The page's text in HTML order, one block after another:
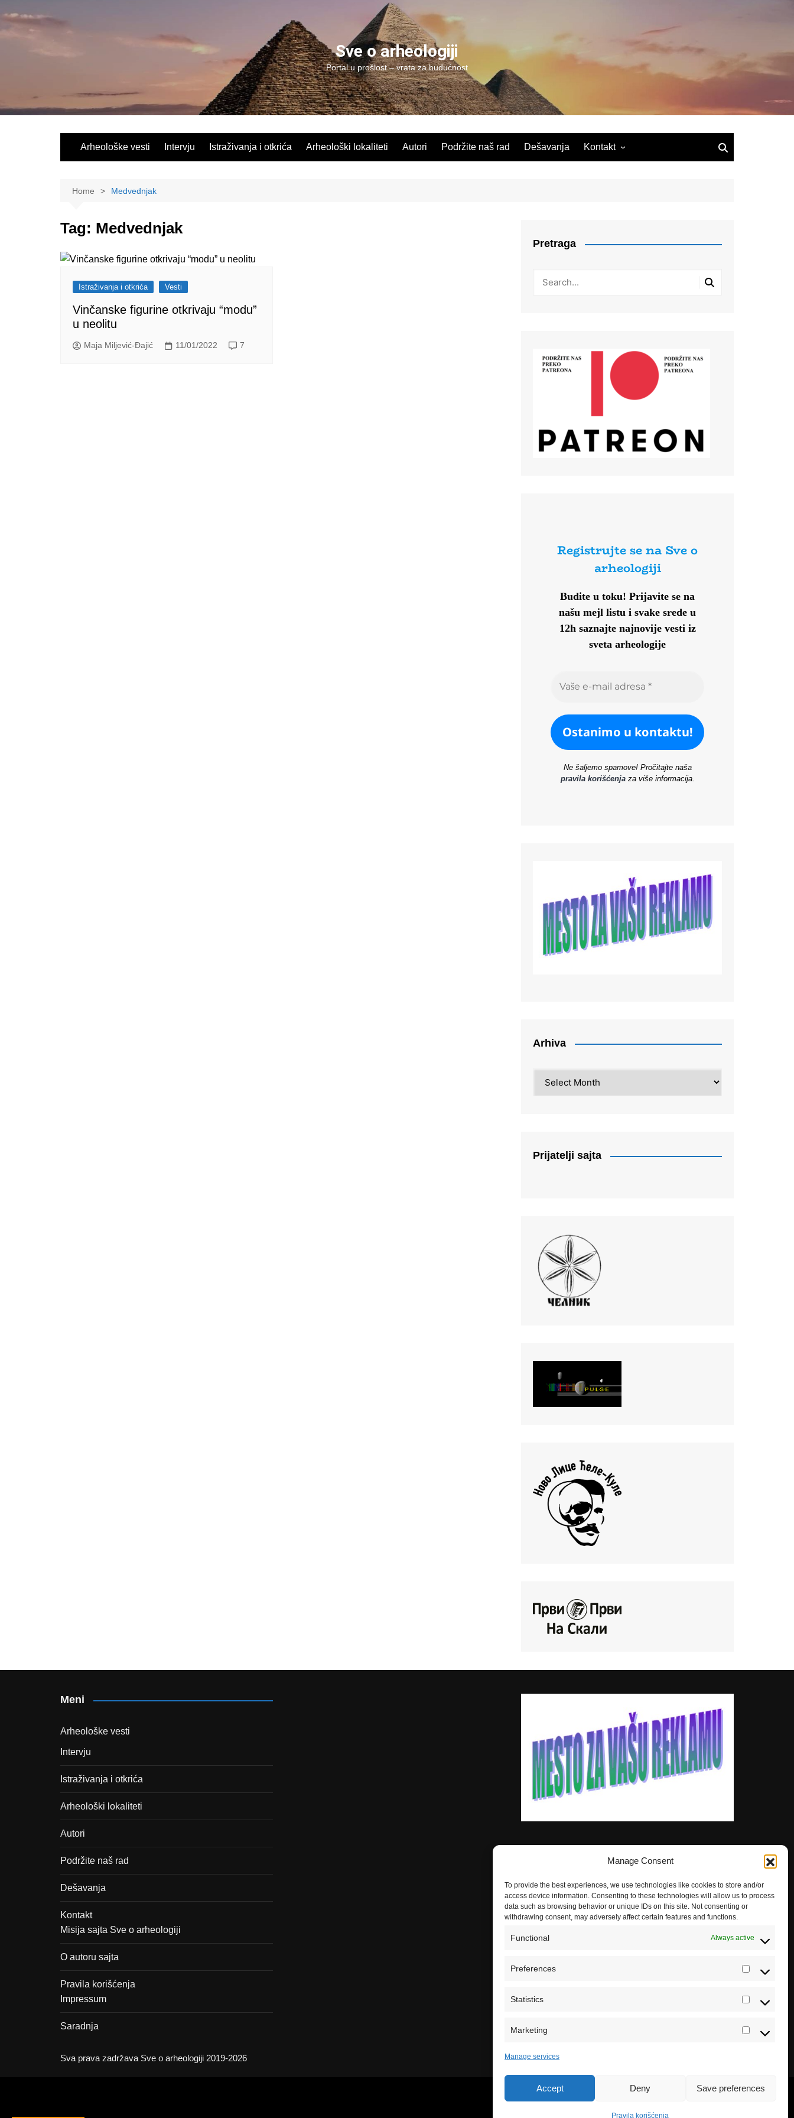
Manage Consent
To provide the best experiences, we use technologies like cookies to store and/or
access device information. Consenting to these technologies will allow us to process
data such as browsing behavior or unique IDs on this site. Not consenting or
withdrawing consent, may adversely affect certain features and functions.
Functional Always active
Preferences
Statistics Statistics
Marketing Marketing
Manage services
Accept Deny Save preferences
Pravila korišćenja
Sve o arheologiji
Portal u prošlost – vrata za budućnost
Arheološke vesti Intervju Istraživanja i otkrića Arheološki lokaliteti Autori Podržite naš rad Dešavanja Kontakt
Home Medvednjak
Tag: Medvednjak
Istraživanja i otkrića Vesti
Vinčanske figurine otkrivaju “modu”
u neolitu
Maja Miljević-Đajić 11/01/2022 7
Pretraga
Registrujte se na Sve o
arheologiji
Budite u toku! Prijavite se na
našu mejl listu i svake srede u
12h saznajte najnovije vesti iz
sveta arheologije
Ne šaljemo spamove! Pročitajte naša
pravila korišćenjaza više informacija.
Arhiva
Prijatelji sajta
Meni
Arheološke vesti
Intervju
Istraživanja i otkrića
Arheološki lokaliteti
Autori
Podržite naš rad
Dešavanja
Kontakt
Misija sajta Sve o arheologiji
O autoru sajta
Pravila korišćenja
Impressum
Saradnja
Sva prava zadržava Sve o arheologiji 2019-2026